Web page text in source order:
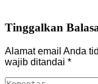
Tinggalkan
Alamat email Anda
wajib ditandai *